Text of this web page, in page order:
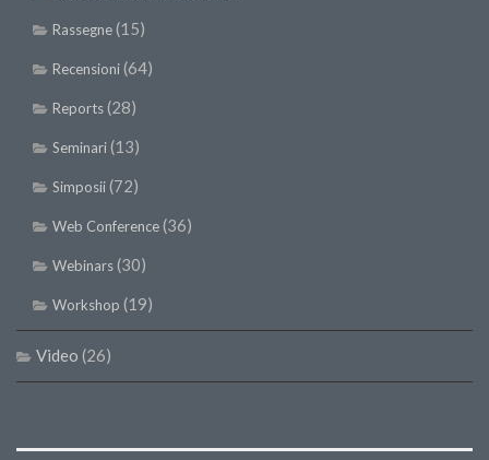
Rassegne(15)
Recensioni(64)
Reports(28)
Seminari(13)
Simposii(72)
Web Conference(36)
Webinars(30)
Workshop (19)
Video (26)